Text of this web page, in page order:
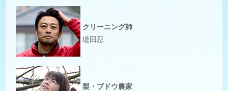
クリーニング師
堤田忍
梨・ブドウ農家